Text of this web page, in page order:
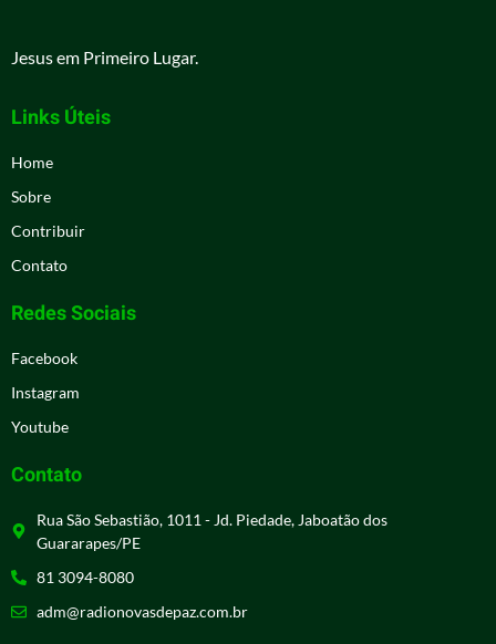
Jesus em Primeiro Lugar.
Links Úteis
Home
Sobre
Contribuir
Contato
Redes Sociais
Facebook
Instagram
Youtube
Contato
Rua São Sebastião, 1011 - Jd. Piedade, Jaboatão dos
Guararapes/PE
81 3094-8080
adm@radionovasdepaz.com.br